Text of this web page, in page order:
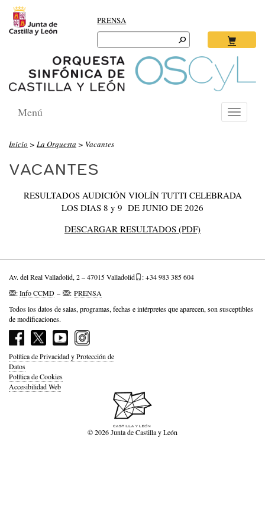
PRENSA
Search
for:
Toggle
Menú
Inicio > La Orquesta > Vacantes
VACANTES
RESULTADOS AUDICIÓN VIOLÍN TUTTI CELEBRADA
LOS DIAS 8 y 9 DE JUNIO DE 2026
DESCARGAR RESULTADOS (PDF)
Av. del Real Valladolid, 2 – 47015 Valladolid
: +34 983 385 604
:Info CCMD – : PRENSA
Todos los datos de salas, programas, fechas e intérpretes que aparecen, son susceptibles
de modificaciones.
Política de Privacidad y Protección de
Datos
Política de Cookies
Accesibilidad Web
© 2026 Junta de Castilla y León